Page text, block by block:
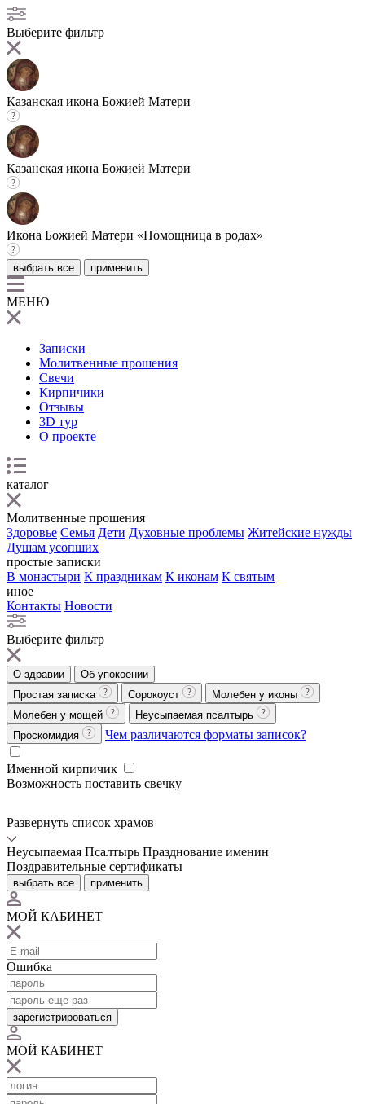
Выберите фильтр
Казанская икона Божией Матери
Казанская икона Божией Матери
Икона Божией Матери «Помощница в родах»
выбрать все применить
МЕНЮ
Записки
Молитвенные прошения
Свечи
Кирпичики
Отзывы
3D тур
О проекте
каталог
Молитвенные прошения
Здоровье Семья Дети Духовные проблемы Житейские нужды
Душам усопших
простые записки
В монастыри К праздникам К иконам К святым
иное
Контакты Новости
Выберите фильтр
О здравии
Об упокоении
Простая записка
Сорокоуст
Молебен у иконы
Молебен у мощей
Неусыпаемая псалтырь
Проскомидия
Чем различаются форматы записок?
Именной кирпичик
Возможность поставить свечку
Развернуть список храмов
Неусыпаемая Псалтырь Празднование именин
Поздравительные сертификаты
выбрать все применить
МОЙ КАБИНЕТ
Ошибка
зарегистрироваться
МОЙ КАБИНЕТ